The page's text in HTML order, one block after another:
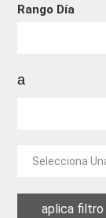
Rango Día
a